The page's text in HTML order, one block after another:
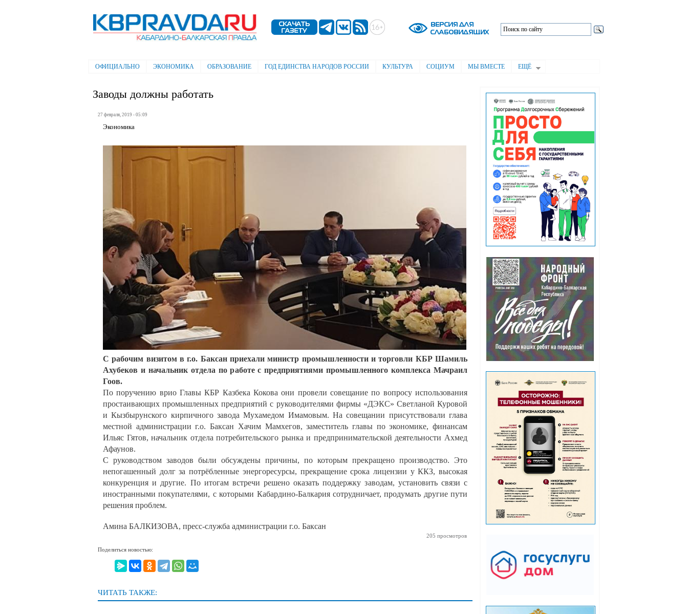
содержанию
Электронная газета "Кабардино-
Балкарская правда"
Главное меню
ОФИЦИАЛЬНО ЭКОНОМИКА ОБРАЗОВАНИЕ ГОД ЕДИНСТВА НАРОДОВ РОССИИ КУЛЬТУРА СОЦИУМ МЫ ВМЕСТЕ ЕЩЁ
Заводы должны работать
27 февраля, 2019 - 05:09
Экономика
С рабочим визитом в г.о. Баксан приехали министр промышленности и торговли КБР Шамиль
Ахубеков и начальник отдела по работе с предприятиями промышленного комплекса Мачраил
Гоов.
По поручению врио Главы КБР Казбека Кокова они провели совещание по вопросу использования
простаивающих промышленных предприятий с руководителями фирмы «ДЭКС» Светланой Куровой
и Кызбырунского кирпичного завода Мухамедом Имамовым. На совещании присутствовали глава
местной администрации г.о. Баксан Хачим Мамхегов, заместитель главы по экономике, финансам
Ильяс Гятов, начальник отдела потребительского рынка и предпринимательской деятельности Ахмед
Афаунов.
С руководством заводов были обсуждены причины, по которым прекращено производство. Это
непогашенный долг за потрёбленные энергоресурсы, прекращение срока лицензии у ККЗ, высокая
конкуренция и другие. По итогам встречи решено оказать поддержку заводам, установить связи с
иностранными покупателями, с которыми Кабардино-Балкария сотрудничает, продумать другие пути
решения проблем.
Амина БАЛКИЗОВА, пресс-служба администрации г.о. Баксан
205 просмотров
Поделиться новостью:
ЧИТАТЬ ТАКЖЕ: